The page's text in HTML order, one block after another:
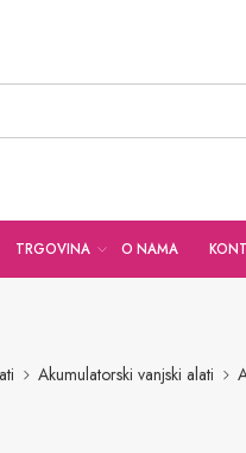
TRGOVINA O NAMA
Akumulatorski vanjski alati